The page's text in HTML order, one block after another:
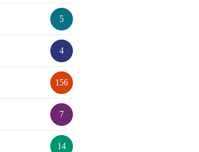
5
4
156
7
14